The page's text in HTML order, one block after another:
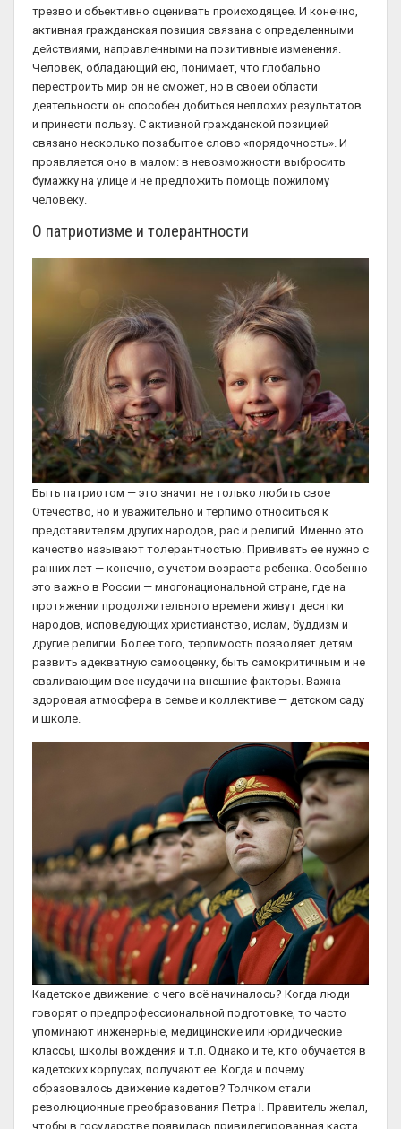
трезво и объективно оценивать происходящее. И конечно,
активная гражданская позиция связана с определенными
действиями, направленными на позитивные изменения.
Человек, обладающий ею, понимает, что глобально
перестроить мир он не сможет, но в своей области
деятельности он способен добиться неплохих результатов
и принести пользу. С активной гражданской позицией
связано несколько позабытое слово «порядочность». И
проявляется оно в малом: в невозможности выбросить
бумажку на улице и не предложить помощь пожилому
человеку.
О патриотизме и толерантности
Быть патриотом — это значит не только любить свое
Отечество, но и уважительно и терпимо относиться к
представителям других народов, рас и религий. Именно это
качество называют толерантностью. Прививать ее нужно с
ранних лет — конечно, с учетом возраста ребенка. Особенно
это важно в России — многонациональной стране, где на
протяжении продолжительного времени живут десятки
народов, исповедующих христианство, ислам, буддизм и
другие религии. Более того, терпимость позволяет детям
развить адекватную самооценку, быть самокритичным и не
сваливающим все неудачи на внешние факторы. Важна
здоровая атмосфера в семье и коллективе — детском саду
и школе.
Кадетское движение: с чего всё начиналось? Когда люди
говорят о предпрофессиональной подготовке, то часто
упоминают инженерные, медицинские или юридические
классы, школы вождения и т.п. Однако и те, кто обучается в
кадетских корпусах, получают ее. Когда и почему
образовалось движение кадетов? Толчком стали
революционные преобразования Петра I. Правитель желал,
чтобы в государстве появилась привилегированная каста